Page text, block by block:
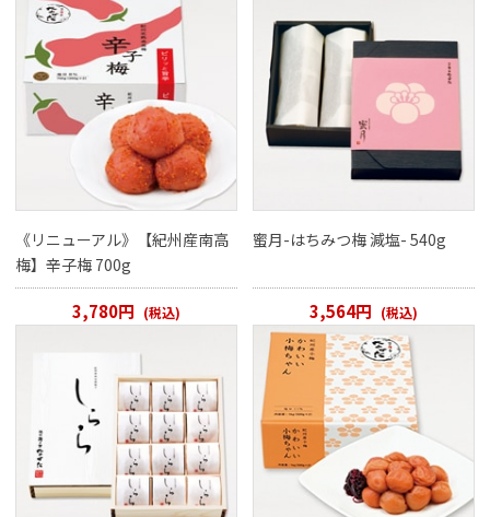
《リニューアル》【紀州産南高
梅】辛子梅 700g
3,780円 (税込)
蜜月-はちみつ梅 減塩- 540g
3,564円 (税込)